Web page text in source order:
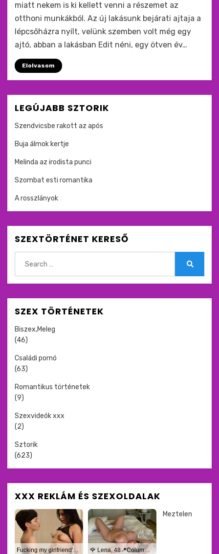
miatt nekem is ki kellett venni a részemet az
otthoni munkákból. Az új lakásunk bejárati ajtaja a
lépcsőházra nyílt, velünk szemben volt még egy
ajtó, abban a lakásban Edit néni, egy ötven év…
Elolvasom
LEGÚJABB SZTORIK
Szendvicsbe rakott az após
Buja álmok kertje
Melinda az irodista punci
Szombat esti romantika
A rosszlányok
SZEXTÖRTÉNET KERESŐ
for:
SZEX TÖRTÉNETEK
Biszex,Meleg
(46)
Családi pornó
(63)
Romantikus történetek
(9)
Szexvideók xxx
(2)
Sztorik
(623)
XXX REKLÁM ÉS SZEXOLDALAK
Fucking my girlfriend's hot mommy by mistake 🌹 Lena, 48📍Columbus
Meztelen